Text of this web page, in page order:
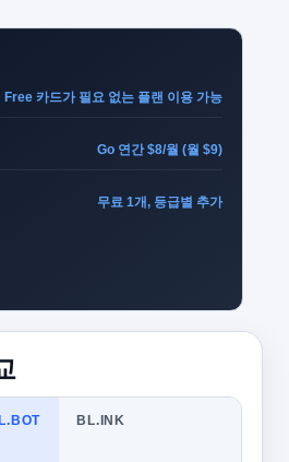
Free 카드가 필요 없는 플랜 이용 가능
Go 연간 $8/월 (월 $9)
무료 1개, 등급별 추가
BL.INK